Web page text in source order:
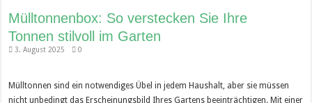
Mülltonnenbox: So verstecken Sie Ihre
Tonnen stilvoll im Garten
3. August 2025 0
Mülltonnen sind ein notwendiges Übel in jedem Haushalt, aber sie müssen
nicht unbedingt das Erscheinungsbild Ihres Gartens beeinträchtigen. Mit einer